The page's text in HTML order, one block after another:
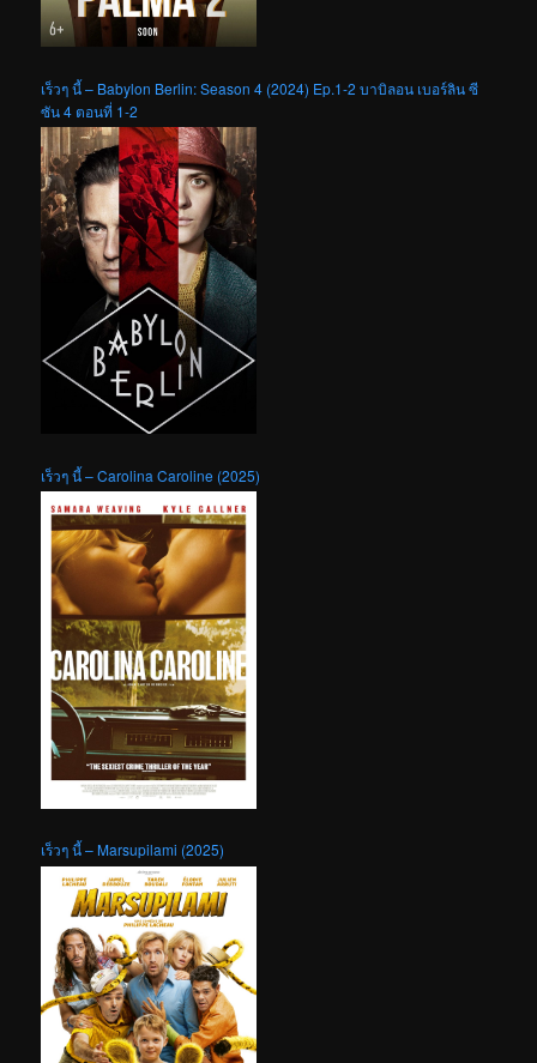
เร็วๆ นี้ – Babylon Berlin: Season 4 (2024) Ep.1-2 บาบิลอน เบอร์ลิน ซี
ซัน 4 ตอนที่ 1-2
เร็วๆ นี้ – Carolina Caroline (2025)
เร็วๆ นี้ – Marsupilami (2025)